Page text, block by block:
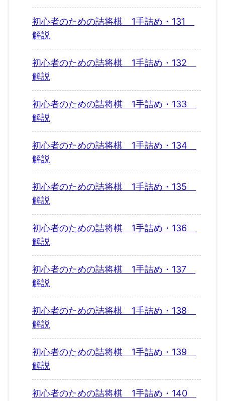
初心者のための詰将棋 1手詰め・131
解説
初心者のための詰将棋 1手詰め・132
解説
初心者のための詰将棋 1手詰め・133
解説
初心者のための詰将棋 1手詰め・134
解説
初心者のための詰将棋 1手詰め・135
解説
初心者のための詰将棋 1手詰め・136
解説
初心者のための詰将棋 1手詰め・137
解説
初心者のための詰将棋 1手詰め・138
解説
初心者のための詰将棋 1手詰め・139
解説
初心者のための詰将棋 1手詰め・140